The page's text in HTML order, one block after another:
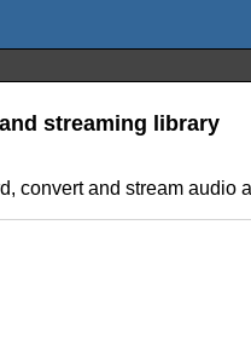
streaming library
convert and stream